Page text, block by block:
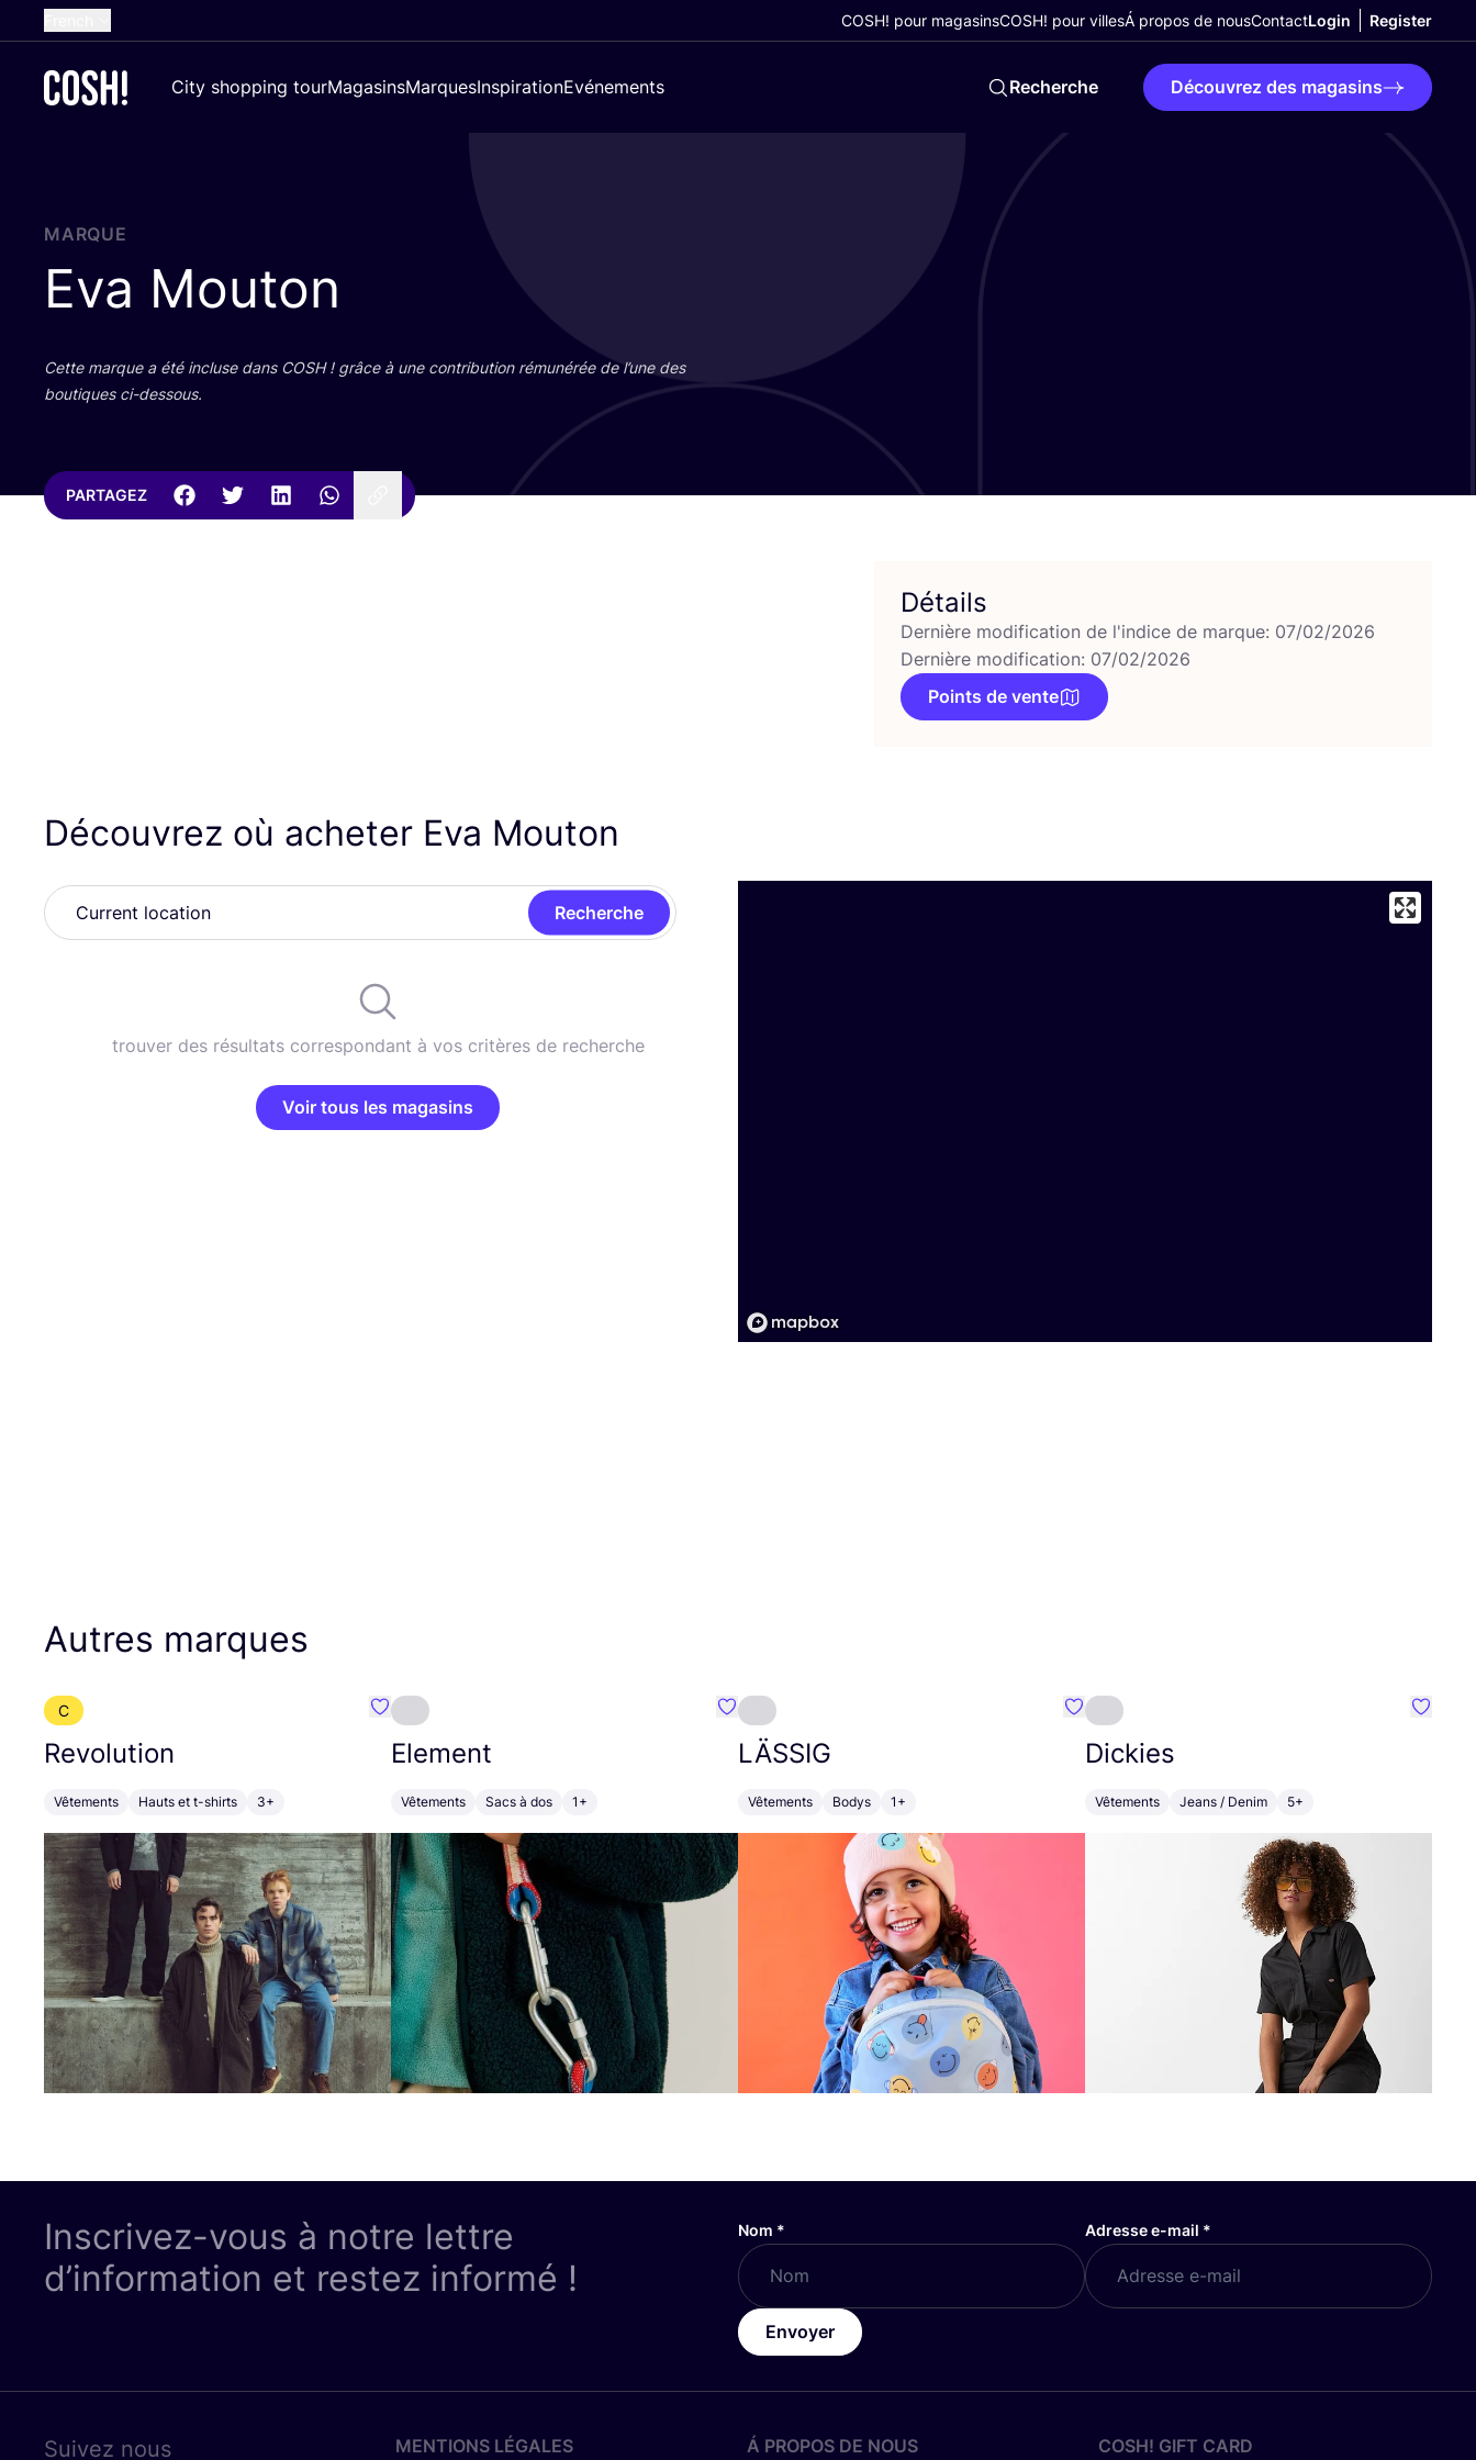
Dutch
Croatian
COSH! pour magasinsCOSH! pour villesÁ propos de nousContactLogin Register
City shopping tourMagasinsMarquesInspirationEvénements Recherche Découvrez des magasins
MARQUE
Eva Mouton
Cette marque a été incluse dans COSH! grâce à une contri­bu­tion rému­né­rée de l’une des
bou­tiques ci-dessous.
PARTAGEZ
Détails
Dernière modification de l'indice de marque: 07/02/2026
Dernière modification: 07/02/2026
Points de vente
Découvrez où acheter Eva Mouton
Recherche
trouver des résultats correspondant à vos critères de recherche
Voir tous les magasins
Autres marques
C
Revolution
Vêtements Hauts et t-shirts 3+
Préféré {nom}
Element
Vêtements Sacs à dos 1+
Préféré {nom}
LÄSSIG
Vêtements Bodys 1+
Préféré {nom}
Dickies
Vêtements Jeans / Denim 5+
Inscrivez-vous à notre lettre
d’information et restez informé !
Nom * Adresse e-mail *
Envoyer
Suivez nous MENTIONS LÉGALES Á PROPOS DE NOUS COSH! GIFT CARD